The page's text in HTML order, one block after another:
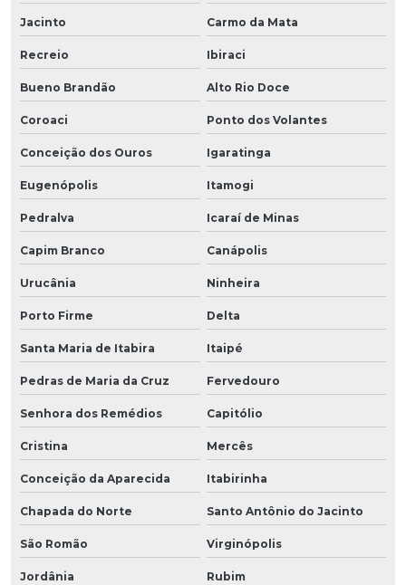
Jacinto Carmo da Mata
Recreio Ibiraci
Bueno Brandão Alto Rio Doce
Coroaci Ponto dos Volantes
Conceição dos Ouros Igaratinga
Eugenópolis Itamogi
Pedralva Icaraí de Minas
Capim Branco Canápolis
Urucânia Ninheira
Porto Firme Delta
Santa Maria de Itabira Itaipé
Pedras de Maria da Cruz Fervedouro
Senhora dos Remédios Capitólio
Cristina Mercês
Conceição da Aparecida Itabirinha
Chapada do Norte Santo Antônio do Jacinto
São Romão Virginópolis
Jordânia Rubim